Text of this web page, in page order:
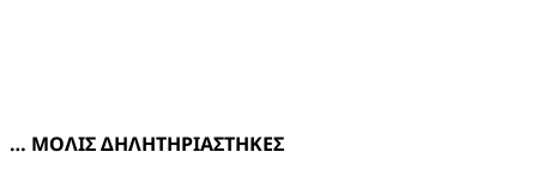
… ΜΟΛΙΣ ΔΗΛΗΤΗΡΙΑΣΤΗΚΕΣ